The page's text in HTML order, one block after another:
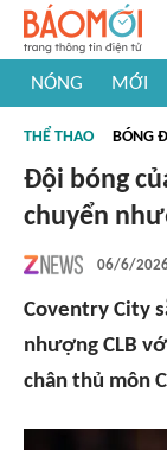
NÓNG MỚI
#Khám phá thế giới
THỂ THAO BÓNG
Đội bóng
chuyển
06/6/
Coventry City
nhượng CLB
chân thủ môn